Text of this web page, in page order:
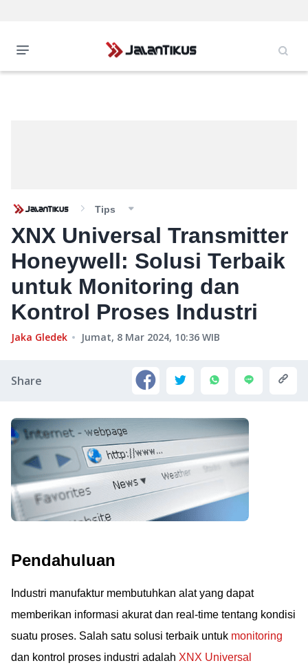
Tips
XNX Universal Transmitter
Honeywell: Solusi Terbaik
untuk Monitoring dan
Kontrol Proses Industri
Jaka Gledek Jumat, 8 Mar 2024, 10:36 WIB
Share
Pendahuluan
Industri manufaktur membutuhkan alat yang dapat
memberikan informasi akurat dan real-time tentang kondisi
suatu proses. Salah satu solusi terbaik untuk monitoring
dan kontrol proses industri adalah XNX Universal